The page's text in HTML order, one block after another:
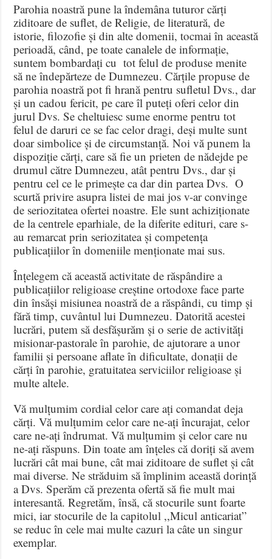
Parohia noastră pune la îndemâna tuturor cărți
ziditoare de suflet, de Religie, de literatură, de
istorie, filozofie și din alte domenii, tocmai în această
perioadă, când, pe toate canalele de informație,
suntem bombardați cu tot felul de produse menite
să ne îndepărteze de Dumnezeu. Cărțile propuse de
parohia noastră pot fi hrană pentru sufletul Dvs., dar
și un cadou fericit, pe care îl puteți oferi celor din
jurul Dvs. Se cheltuiesc sume enorme pentru tot
felul de daruri ce se fac celor dragi, deși multe sunt
doar simbolice și de circumstanță. Noi vă punem la
dispoziție cărți, care să fie un prieten de nădejde pe
drumul către Dumnezeu, atât pentru Dvs., dar și
pentru cel ce le primește ca dar din partea Dvs. O
scurtă privire asupra listei de mai jos v-ar convinge
de seriozitatea ofertei noastre. Ele sunt achiziționate
de la centrele eparhiale, de la diferite edituri, care s-
au remarcat prin seriozitatea și competența
publicațiilor în domeniile menționate mai sus.
Înțelegem că această activitate de răspândire a
publicațiilor religioase creștine ortodoxe face parte
din însăși misiunea noastră de a răspândi, cu timp și
fără timp, cuvântul lui Dumnezeu. Datorită acestei
lucrări, putem să desfășurăm și o serie de activități
misionar-pastorale în parohie, de ajutorare a unor
familii și persoane aflate în dificultate, donații de
cărți în parohie, gratuitatea serviciilor religioase și
multe altele.
Vă mulțumim cordial celor care ați comandat deja
cărți. Vă mulțumim celor care ne-ați încurajat, celor
care ne-ați îndrumat. Vă mulțumim și celor care nu
ne-ați răspuns. Din toate am înțeles că doriți să avem
lucrări cât mai bune, cât mai ziditoare de suflet și cât
mai diverse. Ne străduim să împlinim această dorință
a Dvs. Sperăm că prezenta ofertă să fie mult mai
interesantă. Regretăm, însă, că stocurile sunt foarte
mici, iar stocurile de la capitolul ,,Micul anticariat”
se reduc în cele mai multe cazuri la câte un singur
exemplar.